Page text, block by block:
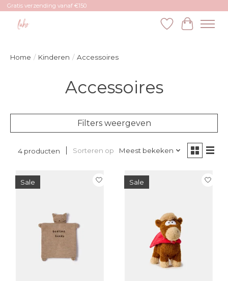
Gratis verzending vanaf €150
Verlanglijst
Home / Kinderen / Accessoires
Accessoires
Filters weergeven
4 producten Sorteren op Meest bekeken
Sale Sale